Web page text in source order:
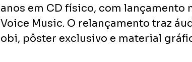
anos em CD físico, com lançamento
Voice Music. O relançamento traz
obi, pôster exclusivo e material